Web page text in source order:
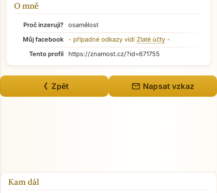
O mně
Proč inzeruji?
osamělost
Můj facebook
- případné odkazy vidí Zlaté účty -
Tento profil
https://znamost.cz/?id=671755
《 Zpět mail Napsat vzkaz
Kam dál